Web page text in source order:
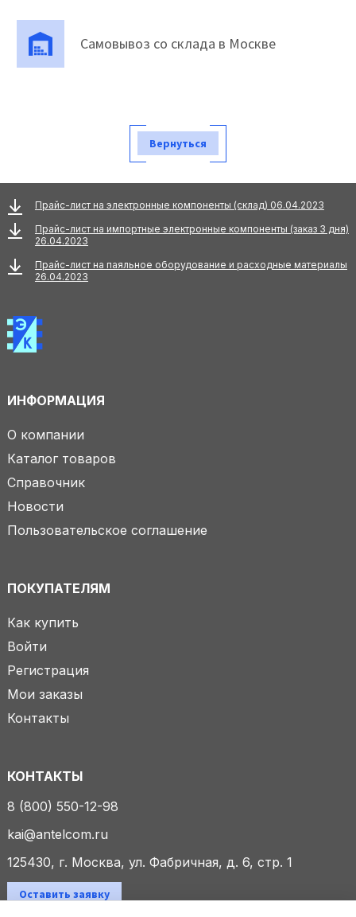
Самовывоз со склада в Москве
Вернуться
Прайс-лист на электронные компоненты (склад) 06.04.2023
Прайс-лист на импортные электронные компоненты (заказ 3 дня)
26.04.2023
Прайс-лист на паяльное оборудование и расходные материалы
26.04.2023
ИНФОРМАЦИЯ
О компании
Каталог товаров
Справочник
Новости
Пользовательское соглашение
ПОКУПАТЕЛЯМ
Как купить
Войти
Регистрация
Мои заказы
Контакты
КОНТАКТЫ
8 (800) 550-12-98
kai@antelcom.ru
125430, г. Москва, ул. Фабричная, д. 6, стр. 1
Оставить заявку